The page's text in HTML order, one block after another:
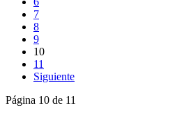
7
8
9
10
11
Siguiente
Página 10 de 11